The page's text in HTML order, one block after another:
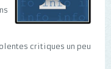
critiques un peu